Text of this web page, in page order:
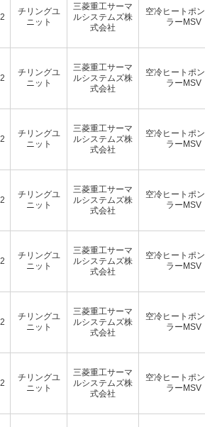
チリングユ
ニット
三菱重工サーマ
ルシステムズ株
式会社
空冷ヒートポ
ラーMSV
チリングユ
ニット
三菱重工サーマ
ルシステムズ株
式会社
空冷ヒートポ
ラーMSV
チリングユ
ニット
三菱重工サーマ
ルシステムズ株
式会社
空冷ヒートポ
ラーMSV
チリングユ
ニット
三菱重工サーマ
ルシステムズ株
式会社
空冷ヒートポ
ラーMSV
チリングユ
ニット
三菱重工サーマ
ルシステムズ株
式会社
空冷ヒートポ
ラーMSV
チリングユ
ニット
三菱重工サーマ
ルシステムズ株
式会社
空冷ヒートポ
ラーMSV
チリングユ
ニット
三菱重工サーマ
ルシステムズ株
式会社
空冷ヒートポ
ラーMSV